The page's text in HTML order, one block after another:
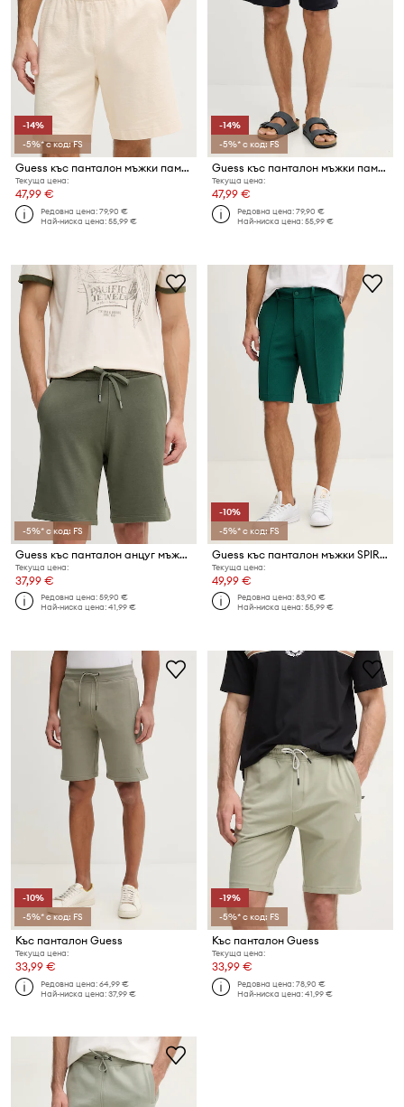
-14%
-5%* с код: FS
Guess къс панталон мъжки памучен
Текуща цена:
47,99 €
Редовна цена:79,90 €
Най-ниска цена:55,99 €
-14%
-5%* с код: FS
Guess къс панталон мъжки памучен
Текуща цена:
47,99 €
Редовна цена:79,90 €
Най-ниска цена:55,99 €
-5%* с код: FS
Guess къс панталон анцуг мъжки памучен
Текуща цена:
37,99 €
Редовна цена:59,90 €
Най-ниска цена:41,99 €
-10%
-5%* с код: FS
Guess къс панталон мъжки SPIROS
Текуща цена:
49,99 €
Редовна цена:83,90 €
Най-ниска цена:55,99 €
-10%
-5%* с код: FS
Къс панталон Guess
Текуща цена:
33,99 €
Редовна цена:64,99 €
Най-ниска цена:37,99 €
-19%
-5%* с код: FS
Къс панталон Guess
Текуща цена:
33,99 €
Редовна цена:78,90 €
Най-ниска цена:41,99 €